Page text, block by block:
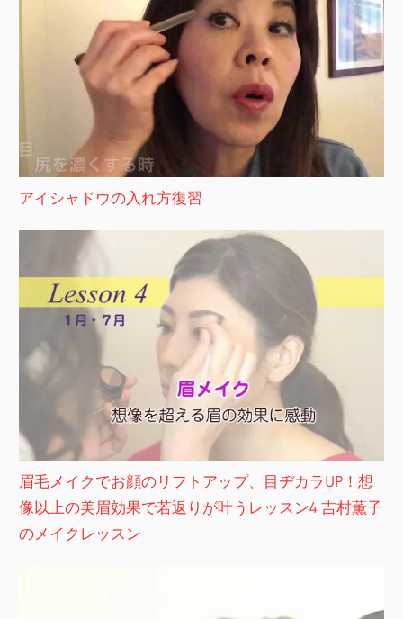
アイシャドウの入れ方復習
眉毛メイクでお顔のリフトアップ、目ヂカラUP！想
像以上の美眉効果で若返りが叶うレッスン4 吉村薫子
のメイクレッスン